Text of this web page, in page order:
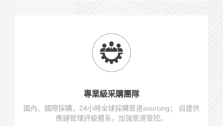
專業級采購團隊
國內、國際採購，24小時全球採購管道sourcing； 自建供
應鏈管理評級體系，加強管道管控。